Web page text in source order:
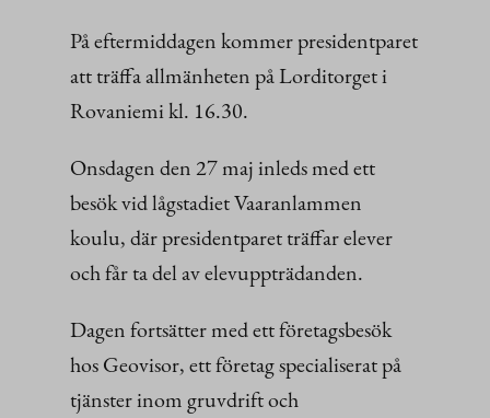
På eftermiddagen kommer presidentparet
att träffa allmänheten på Lorditorget i
Rovaniemi kl. 16.30.
Onsdagen den 27 maj inleds med ett
besök vid lågstadiet Vaaranlammen
koulu, där presidentparet träffar elever
och får ta del av elevuppträdanden.
Dagen fortsätter med ett företagsbesök
hos Geovisor, ett företag specialiserat på
tjänster inom gruvdrift och